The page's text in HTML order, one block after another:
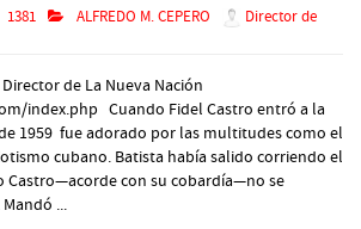
1381 ALFREDO M. CEPERO
Director de
de La Nueva Nación
index.php Cuando Fidel Castro entró a la
1959 fue adorado por las multitudes como el
cubano. Batista había salido corriendo el
Castro—acorde con su cobardía—no se
...